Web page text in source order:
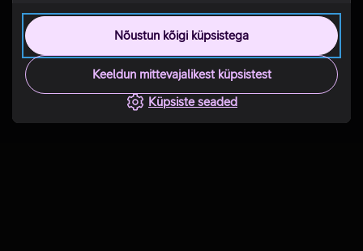
Nõustun kõigi küpsistega
Keeldun mittevajalikest küpsistest
Küpsiste seaded